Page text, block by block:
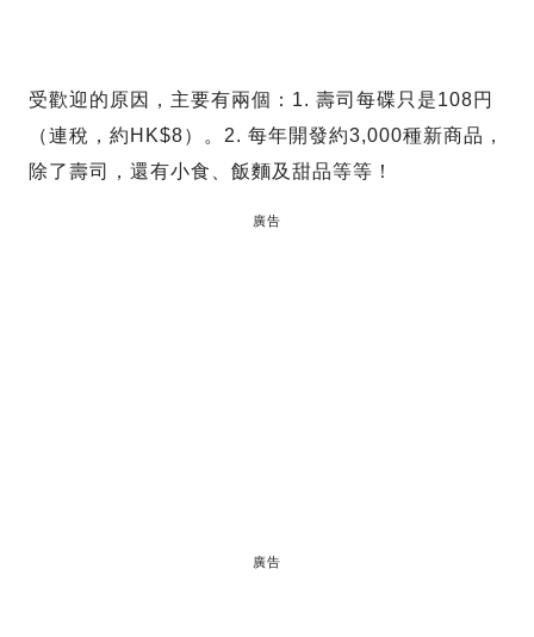
受歡迎的原因，主要有兩個：1. 壽司每碟只是108円
（連稅，約HK$8）。2. 每年開發約3,000種新商品，
除了壽司，還有小食、飯麵及甜品等等！
廣告
廣告